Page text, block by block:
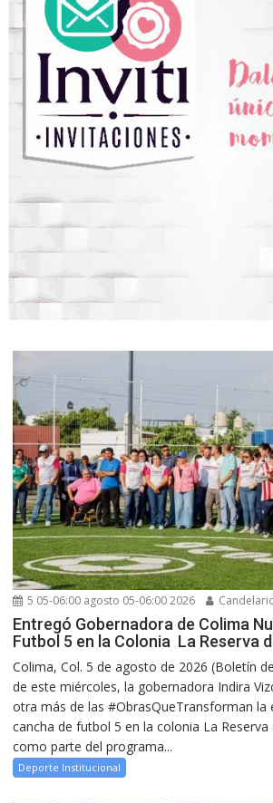
5 05-06:00 agosto 05-06:00 2026
Entregó Gobernadora de Colima
Futbol 5 en la Colonia La Reserva
Colima, Col. 5 de agosto de 2026 (Boletín
de este miércoles, la gobernadora Indira
otra más de las #ObrasQueTransforman la
cancha de futbol 5 en la colonia La Reserva
como parte del programa...
Deporte Institucional